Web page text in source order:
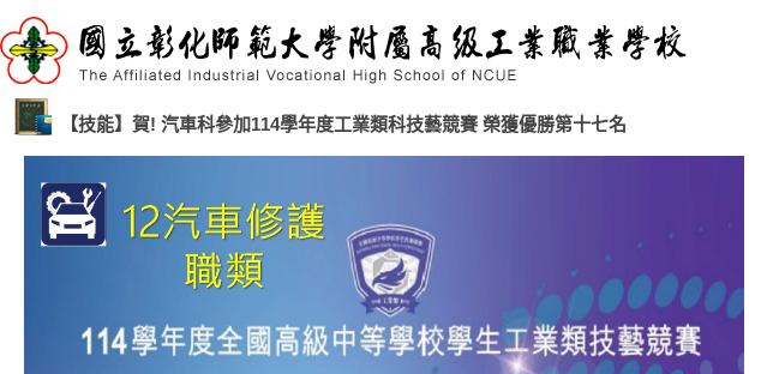
【技能】賀! 汽車科參加114學年度工業類科技藝競賽 榮獲優勝第十七名